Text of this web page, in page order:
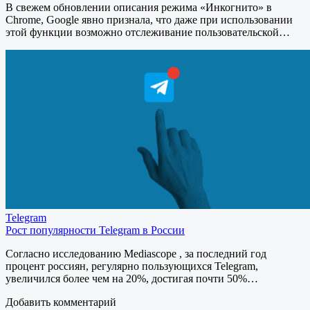
В свежем обновлении описания режима «Инкогнито» в
Chrome, Google явно признала, что даже при использовании
этой функции возможно отслеживание пользовательской…
Telegram
Рост популярности Telegram в России
Согласно исследованию Mediascope , за последний год
процент россиян, регулярно пользующихся Telegram,
увеличился более чем на 20%, достигая почти 50%…
Добавить комментарий